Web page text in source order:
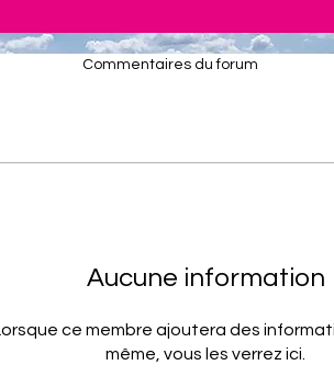
Aucune information
ce membre ajoutera des
même, vous les verrez ici.
Commentaires du forum